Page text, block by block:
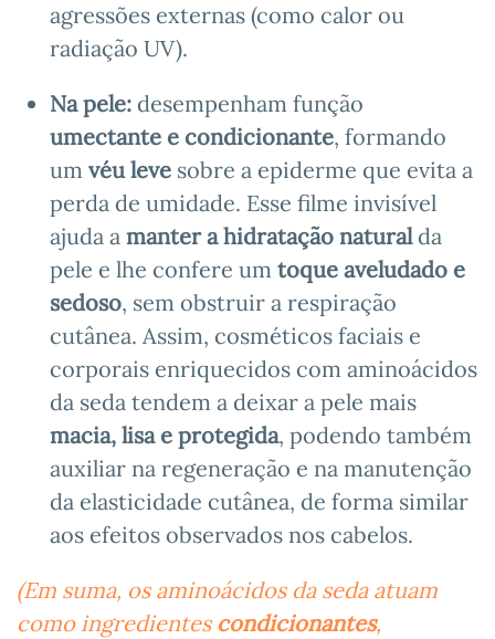
agressões externas (como calor ou
radiação UV).
Na pele: desempenham função
umectante e condicionante, formando
um véu leve sobre a epiderme que evita a
perda de umidade. Esse filme invisível
ajuda a manter a hidratação naturalda
pele e lhe confere um toque aveludado e
sedoso, sem obstruir a respiração
cutânea. Assim, cosméticos faciais e
corporais enriquecidos com aminoácidos
da seda tendem a deixar a pele mais
macia, lisa e protegida, podendo também
auxiliar na regeneração e na manutenção
da elasticidade cutânea, de forma similar
aos efeitos observados nos cabelos.
(Em suma, os aminoácidos da seda atuam
como ingredientes condicionantes,